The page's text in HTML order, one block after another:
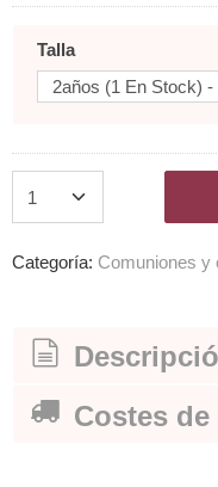
Talla
Categoría: Comuniones y
Costes